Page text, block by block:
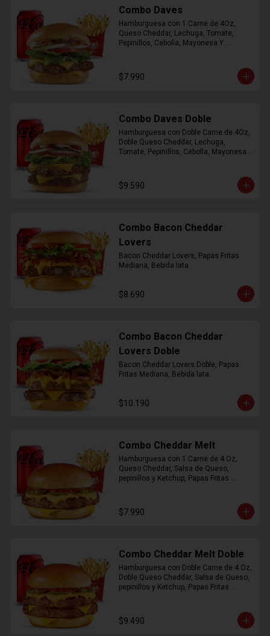
Combo Daves
Hamburguesa con 1 Carne de 4Oz,
Queso Cheddar, Lechuga, Tomate,
Pepinillos, Cebolla, Mayonesa Y
$7.990
Combo Daves Doble
Hamburguesa con Doble Carne de 4Oz,
Doble Queso Cheddar, Lechuga,
Tomate, Pepinillos, Cebolla, Mayonesa y
$9.590
Combo Bacon Cheddar
Lovers
Bacon Cheddar Lovers, Papas Fritas
Mediana, Bebida lata.
$8.690
Combo Bacon Cheddar
Lovers Doble
Bacon Cheddar Lovers Doble, Papas
Fritas Mediana, Bebida lata.
$10.190
Combo Cheddar Melt
Hamburguesa con 1 Carne de 4 Oz,
Queso Cheddar, Salsa de Queso,
pepinillos y Ketchup, Papas Fritas
$7.990
Combo Cheddar Melt Doble
Hamburguesa con Doble Carne de 4 Oz,
Doble Queso Cheddar, Salsa de Queso,
pepinillos y Ketchup, Papas Fritas
$9.490